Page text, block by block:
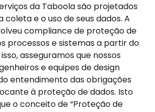
da Taboola são projetados
coleta e o uso de seus dados. A
compliance de proteção de
processos e sistemas a partir do
asseguramos que nossos
e equipes de design
entendimento das obrigações
à proteção de dados. Isto
o conceito de “Proteção de